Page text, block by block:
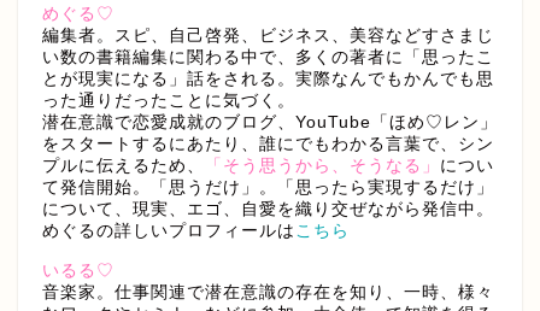
めぐる♡
編集者。スピ、自己啓発、ビジネス、美容などすさまじ
い数の書籍編集に関わる中で、多くの著者に「思ったこ
とが現実になる」話をされる。実際なんでもかんでも思
った通りだったことに気づく。
潜在意識で恋愛成就のブログ、YouTube「ほめ♡レン」
をスタートするにあたり、誰にでもわかる言葉で、シン
プルに伝えるため、
「そう思うから、そうなる」 につい
て発信開始。「思うだけ」。「思ったら実現するだけ」
について、現実、エゴ、自愛を織り交ぜながら発信中。
めぐるの詳しいプロフィールは こちら
いるる♡
音楽家。仕事関連で潜在意識の存在を知り、一時、様々